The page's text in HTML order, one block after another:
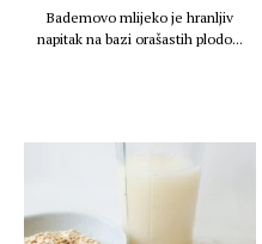
Bademovo mlijeko je hranljiv
napitak na bazi orašastih plodo...